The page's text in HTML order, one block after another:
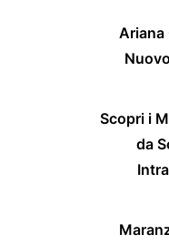
Ariana
Scopri i
da